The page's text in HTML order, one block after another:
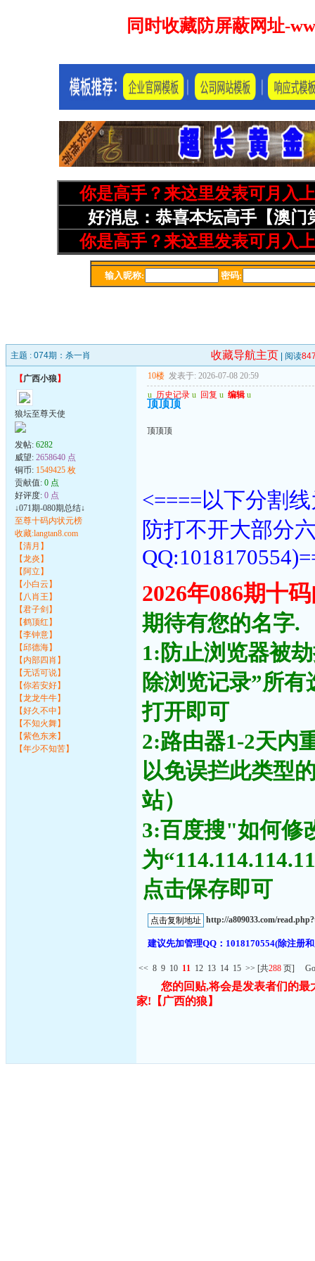
主题 : 074期：杀一肖 收藏导航主页 | 阅读
【广西小狼】
狼坛至尊天使
发帖: 6282
威望: 2658640 点
铜币: 1549425 枚
贡献值: 0 点
好评度: 0 点
↓071期-080期总结↓
至尊十码内状元榜
收藏:langtan8.com
【清月】
【龙炎】
【阿立】
【小白云】
【八肖王】
【君子剑】
【鹤顶红】
【李钟意】
【邱德海】
【内部四肖】
【无话可说】
【你若安好】
【龙龙牛牛】
【好久不中】
【不知火舞】
【紫色东来】
【年少不知苦】
10楼 发表于: 2026-07-08 20:59
u 历史记录 u 回复 u 编辑 u
顶顶顶
顶顶顶
<====以下分割
防打不开大部分
2026年086期十
期待有您的名字.
1:防止浏览器被
除浏览记录”所
打开即可
2:路由器1-2天内
以免误拦此类型
站）
3:百度搜"如何修
为
点击保存即可
http://a809033.com/
建议先加管理QQ：1018170554(除注册
<< 8 9 10 11 12 13 14 15 >> [共288 页]
您的回贴,将会是发表者们的
家! 【广西的狼】